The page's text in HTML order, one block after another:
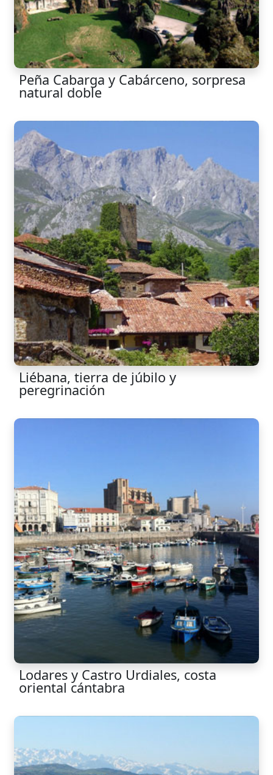
Peña Cabarga y Cabárceno, sorpresa
natural doble
Liébana, tierra de júbilo y
peregrinación
Lodares y Castro Urdiales, costa
oriental cántabra